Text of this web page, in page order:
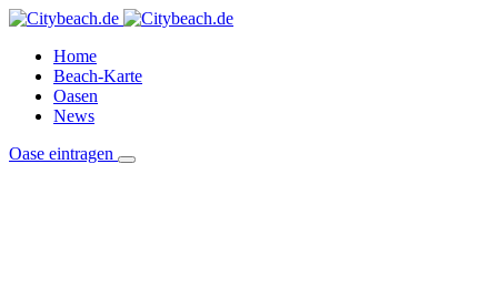
Home
Beach-Karte
Oasen
News
Oase eintragen